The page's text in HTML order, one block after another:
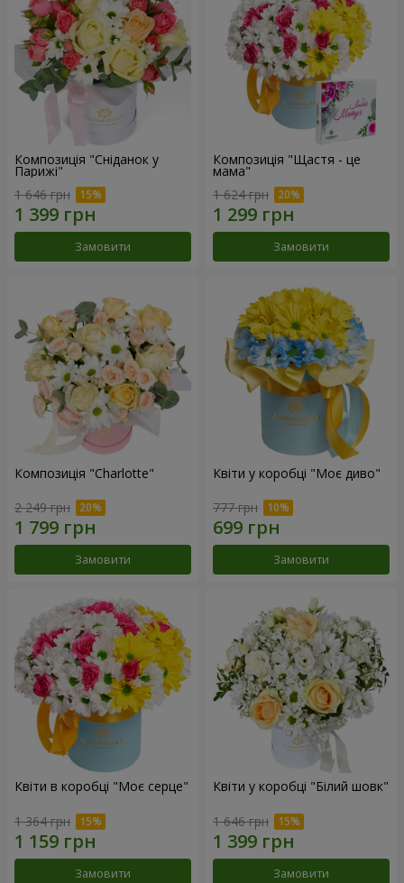
Композиція "Сніданок у
Парижі"
1 646 грн
Замовити
Композиція "Щастя - це
мама"
1 624 грн
Замовити
Композиція "Charlotte"
2 249 грн
Замовити
Квіти у коробці "Моє диво"
777 грн
Замовити
Квіти в коробці "Моє серце"
1 364 грн
Замовити
Квіти у коробці "Білий шовк"
1 646 грн
Замовити